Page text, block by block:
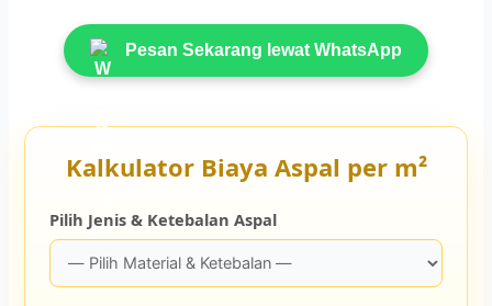
Pesan Sekarang lewat WhatsApp
Kalkulator Biaya Aspal per m²
Pilih Jenis & Ketebalan Aspal